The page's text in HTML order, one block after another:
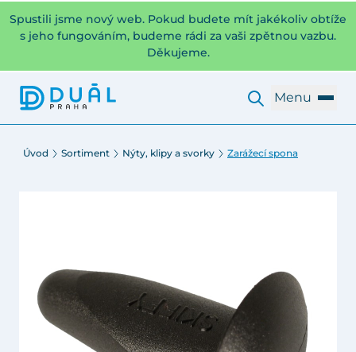
Spustili jsme nový web. Pokud budete mít jakékoliv obtíže
s jeho fungováním, budeme rádi za vaši zpětnou vazbu.
Děkujeme.
Menu
Úvod Sortiment Nýty, klipy a svorky Zarážecí spona